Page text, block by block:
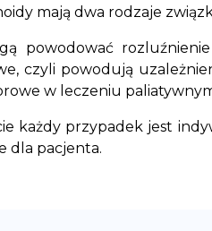
mają dwa rodzaje
powodować
czyli powodują
w leczeniu
każdy przypadek jest
dla pacjenta.